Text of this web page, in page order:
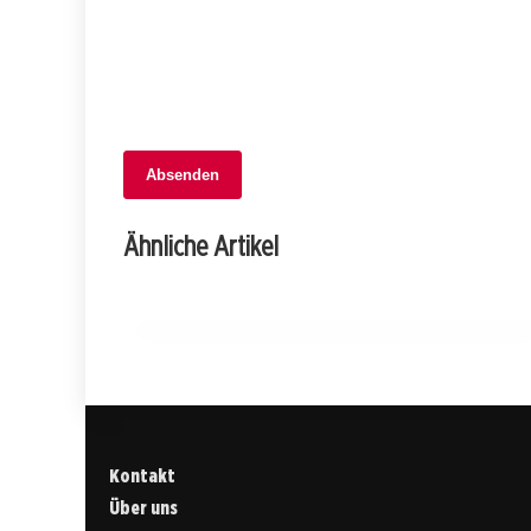
Absenden
Ähnliche Artikel
Schock in Mühlethurnen: Auto
überschlägt sich, Fahrer schwer
Kontakt
Über uns